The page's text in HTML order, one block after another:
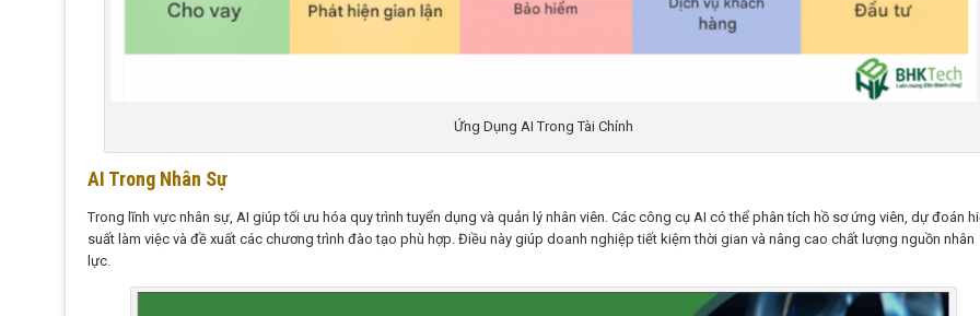
Ứng Dụng AI Trong Tài Chính
AI Trong Nhân Sự
Trong lĩnh vực nhân sự, AI giúp tối ưu hóa quy trình tuyển dụng và quản lý nhân viên. Các công cụ AI có thể phân tích hồ sơ ứng viên, dự đoán
suất làm việc và đề xuất các chương trình đào tạo phù hợp. Điều này giúp doanh nghiệp tiết kiệm thời gian và nâng cao chất lượng nguồn nhân
lực.